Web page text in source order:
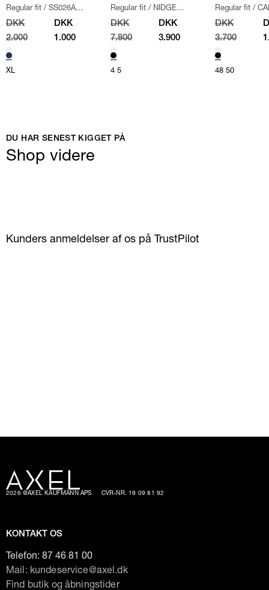
Regular fit / SS026A
005086W SWEATSHIRT
DKK
2.000
DKK
1.000
XL
Regular fit / NIDGE
JAKKE
SORT
DKK
7.800
DKK
3.900
4 5
Venezia
Regular fit /
OVERSHIRT
DKK
3.700
48 50
DU HAR SENEST KIGGET PÅ
Shop videre
Kunders anmeldelser af os på TrustPilot
2026 @AXEL KAUFMANN APS CVR-NR. 19 09 81 92
KONTAKT OS
Telefon: 87 46 81 00
Mail: kundeservice@axel.dk
Find butik og åbningstider